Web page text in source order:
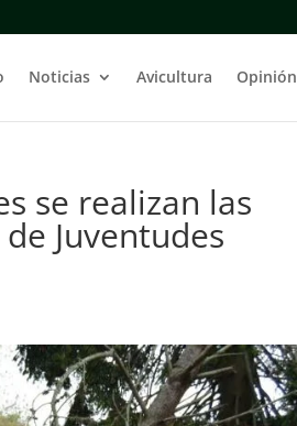
Noticias Avicultura Opinión
se realizan las
Juventudes